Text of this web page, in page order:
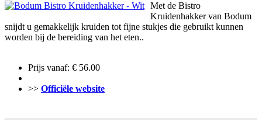
Met de Bistro
Kruidenhakker van Bodum
snijdt u gemakkelijk kruiden tot fijne stukjes die gebruikt kunnen
worden bij de bereiding van het eten..
Prijs vanaf: € 56.00
>> Officiële website